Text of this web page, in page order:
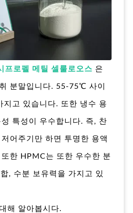
프로펠 메틸 셀룰로오스 은
분말입니다. 55-75℃ 사이
지고 있습니다. 또한 냉수 용
특성이 우수합니다. 즉, 찬
어주기만 하면 투명한 용액
한 HPMC는 또한 우수한 분
, 수분 보유력을 가지고 있
해 알아봅시다.